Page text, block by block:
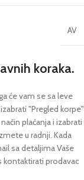
AV
koraka.
će vam se sa leve
"Pregled korpe"
plaćanja i izabrati
u radnji. Kada
sa detaljima Vaše
kontaktirati prodavac